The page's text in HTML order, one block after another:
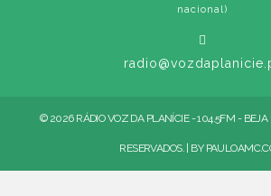
nacional)
© 2026 RÁDIO VOZ DA PLANÍCIE - 104.5FM - BEJA |
RESERVADOS. | BY